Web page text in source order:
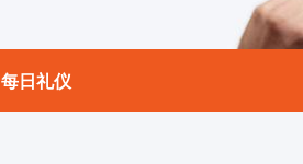
每日礼仪